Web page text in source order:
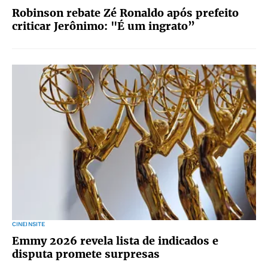
Robinson rebate Zé Ronaldo após prefeito
criticar Jerônimo: "É um ingrato”
CINEINSITE
Emmy 2026 revela lista de indicados e
disputa promete surpresas